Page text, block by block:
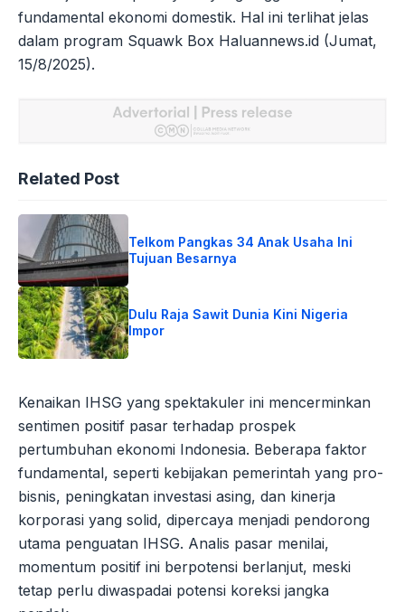
fundamental ekonomi domestik. Hal ini terlihat jelas
dalam program Squawk Box Haluannews.id (Jumat,
15/8/2025).
Related Post
Telkom Pangkas 34 Anak Usaha Ini
Tujuan Besarnya
Dulu Raja Sawit Dunia Kini Nigeria
Impor
Kenaikan IHSG yang spektakuler ini mencerminkan
sentimen positif pasar terhadap prospek
pertumbuhan ekonomi Indonesia. Beberapa faktor
fundamental, seperti kebijakan pemerintah yang pro-
bisnis, peningkatan investasi asing, dan kinerja
korporasi yang solid, dipercaya menjadi pendorong
utama penguatan IHSG. Analis pasar menilai,
momentum positif ini berpotensi berlanjut, meski
tetap perlu diwaspadai potensi koreksi jangka